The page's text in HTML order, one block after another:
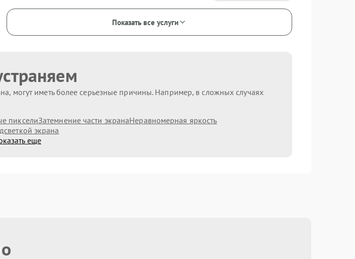
Показать все услуги
могут иметь более серьезные причины. Например, в сложных случаях
пикселиЗатемнение части экранаНеравномерная яркость
экрана
еще